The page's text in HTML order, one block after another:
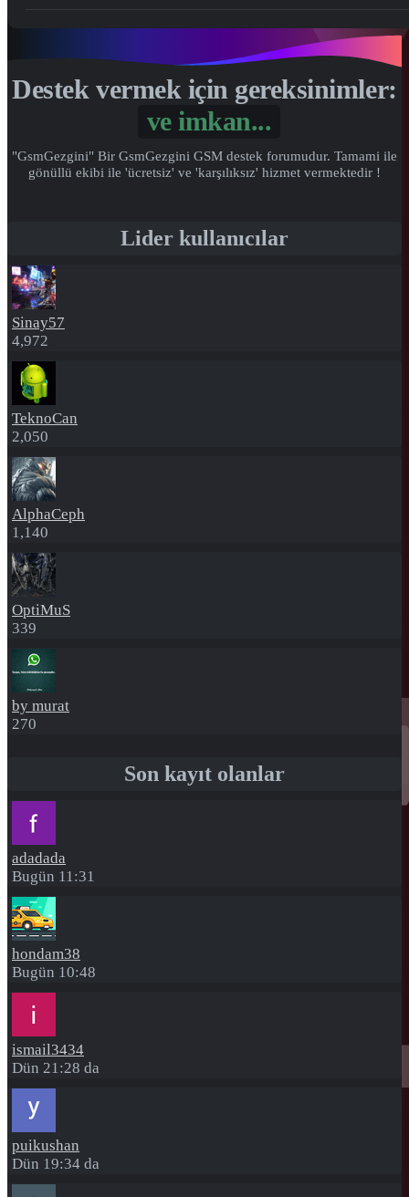
Destek vermek için gereksinimler:
veimkan...
"GsmGezgini" Bir GsmGezgini GSM destek forumudur. Tamami ile
gönüllü ekibi ile 'ücretsiz' ve 'karşılıksız' hizmet vermektedir !
Lider kullanıcılar
Sinay57
4,972
TeknoCan
2,050
AlphaCeph
1,140
OptiMuS
339
by murat
270
Son kayıt olanlar
adadada
Bugün 11:31
hondam38
Bugün 10:48
ismail3434
Dün 21:28 da
puikushan
Dün 19:34 da